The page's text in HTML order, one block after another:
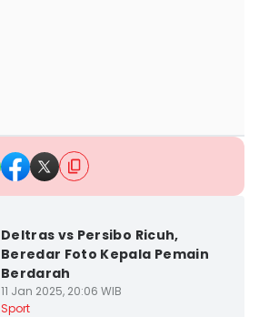
Deltras vs Persibo Ricuh,
Beredar Foto Kepala Pemain
Berdarah
11 Jan 2025, 20:06 WIB
Sport